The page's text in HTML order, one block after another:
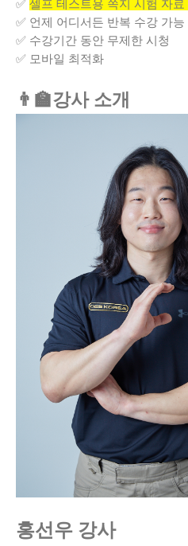
✅ 셀프 테스트용 쪽지 시험 자료
✅ 언제 어디서든 반복 수강 가
✅ 수강기간 동안 무제한 시청
✅ 모바일 최적화
👨‍🏫강사 소개
홍선우 강사